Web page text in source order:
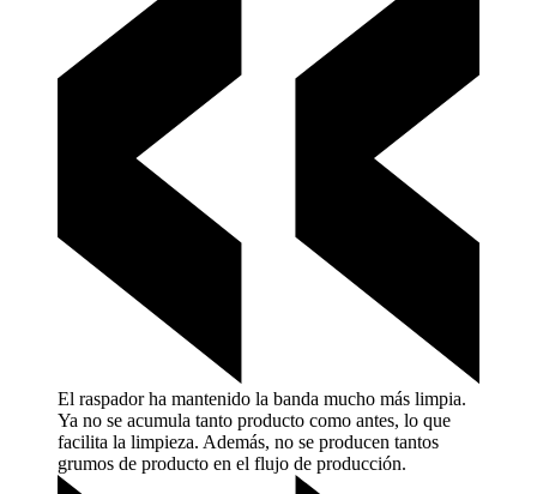
El raspador ha mantenido la banda mucho más limpia.
Ya no se acumula tanto producto como antes, lo que
facilita la limpieza. Además, no se producen tantos
grumos de producto en el flujo de producción.